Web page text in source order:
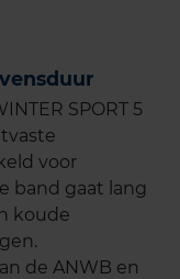
SPORT 5
voor
band gaat lang
koude
de ANWB en